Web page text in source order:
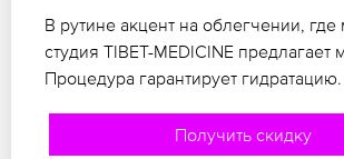
В рутине акцент на облегчении, где
студия TIBET-MEDICINE предлагает
Процедура гарантирует гидратацию.
Получить скидку